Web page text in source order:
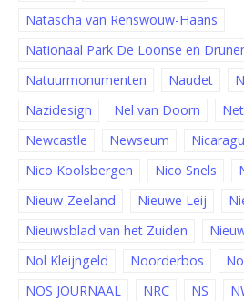
Natascha van Renswouw-Haans
Nationaal Park De Loonse en
Natuurmonumenten
Naudet
Nazidesign
Nel van Doorn
Newcastle
Newseum
Nico Koolsbergen
Nico Snels
Nieuw-Zeeland
Nieuwe Leij
Nieuwsblad van het Zuiden
Nol Kleijngeld
Noorderbos
NOS JOURNAAL
NRC NS